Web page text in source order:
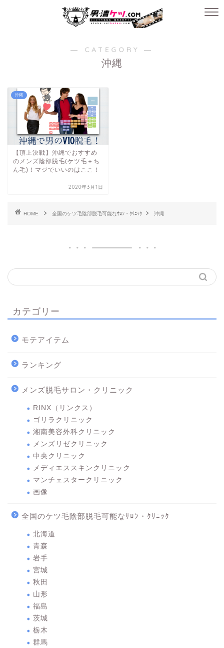
― CATEGORY ―
沖縄
沖縄
【頂上決戦】沖縄でおすすめ
のメンズ陰部脱毛(ケツ毛＋ち
ん毛)！マジでいいのはここ！
2020年3月1日
HOME 全国のケツ毛陰部脱毛可能なｻﾛﾝ・ｸﾘﾆｯｸ 沖縄
カテゴリー
モテアイテム
ランキング
メンズ脱毛サロン・クリニック
RINX（リンクス）
ゴリラクリニック
湘南美容外科クリニック
メンズリゼクリニック
中央クリニック
メディエススキンクリニック
マンチェスタークリニック
画像
全国のケツ毛陰部脱毛可能なｻﾛﾝ・ｸﾘﾆｯｸ
北海道
青森
岩手
宮城
秋田
山形
福島
茨城
栃木
群馬